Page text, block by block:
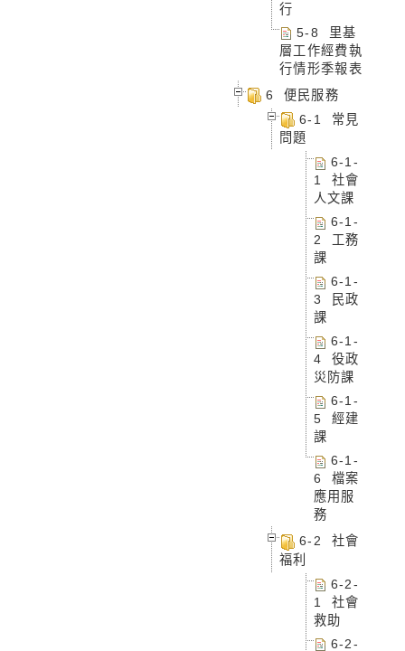
行
5-8 里基
層工作經費執
行情形季報表
6 便民服務
6-1 常見
問題
6-1-
1 社會
人文課
6-1-
2 工務
課
6-1-
3 民政
課
6-1-
4 役政
災防課
6-1-
5 經建
課
6-1-
6 檔案
應用服
務
6-2 社會
福利
6-2-
1 社會
救助
6-2-